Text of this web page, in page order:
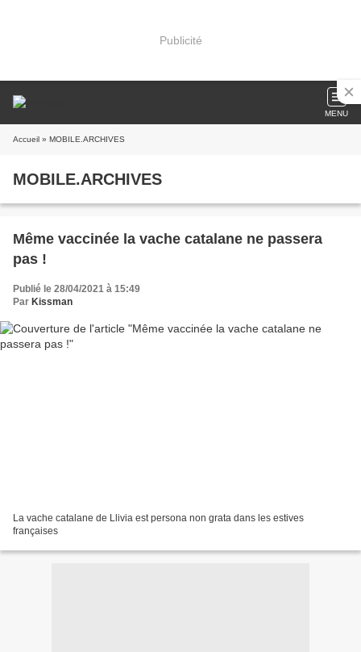
Publicité
MENU
Accueil » MOBILE.ARCHIVES
MOBILE.ARCHIVES
Même vaccinée la vache catalane ne passera
pas !
Publié le 28/04/2021 à 15:49
Par Kissman
La vache catalane de Llivia est persona non grata dans les estives
françaises